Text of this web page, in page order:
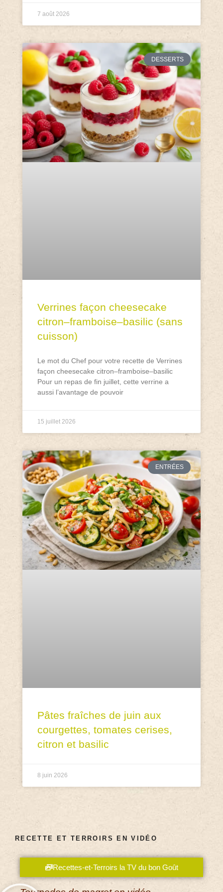
7 août 2026
DESSERTS
Verrines façon cheesecake
citron–framboise–basilic (sans
cuisson)
Le mot du Chef pour votre recette de Verrines
façon cheesecake citron–framboise–basilic
Pour un repas de fin juillet, cette verrine a
aussi l’avantage de pouvoir
15 juillet 2026
ENTRÉES
Pâtes fraîches de juin aux
courgettes, tomates cerises,
citron et basilic
8 juin 2026
RECETTE ET TERROIRS EN VIDÉO
Recettes-et-Terroirs la TV du bon Goût